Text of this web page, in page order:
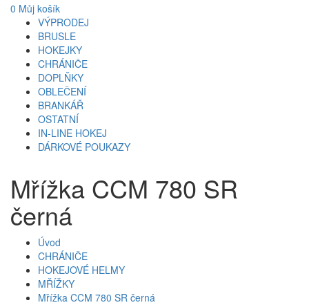
0 Můj košík
VÝPRODEJ
BRUSLE
HOKEJKY
CHRÁNIČE
DOPLŇKY
OBLEČENÍ
BRANKÁŘ
OSTATNÍ
IN-LINE HOKEJ
DÁRKOVÉ POUKAZY
Mřížka CCM 780 SR
černá
Úvod
CHRÁNIČE
HOKEJOVÉ HELMY
MŘÍŽKY
Mřížka CCM 780 SR černá